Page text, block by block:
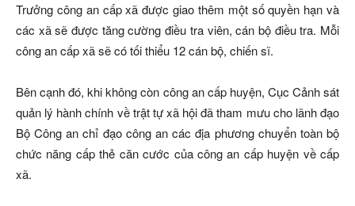
Trưởng công an cấp xã được giao thêm một số quyền hạn và
các xã sẽ được tăng cường điều tra viên, cán bộ điều tra. Mỗi
công an cấp xã sẽ có tối thiểu 12 cán bộ, chiến sĩ.
Bên cạnh đó, khi không còn công an cấp huyện, Cục Cảnh sát
quản lý hành chính về trật tự xã hội đã tham mưu cho lãnh đạo
Bộ Công an chỉ đạo công an các địa phương chuyển toàn bộ
chức năng cấp thẻ căn cước của công an cấp huyện về cấp
xã.